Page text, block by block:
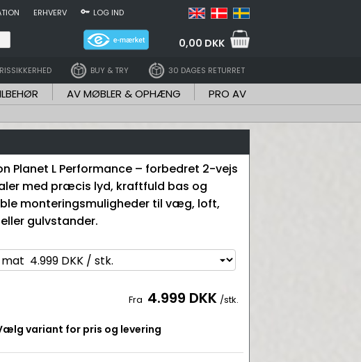
ERHVERV LOG IND
0,00 DKK
BUY & TRY 30 DAGES RETURRET
AV MØBLER & OPHÆNG PRO AV
Planet L Performance – forbedret 2-vejs
med præcis lyd, kraftfuld bas og
monteringsmuligheder til væg, loft,
gulvstander.
Fra 4.999 DKK /stk.
variant for pris og levering